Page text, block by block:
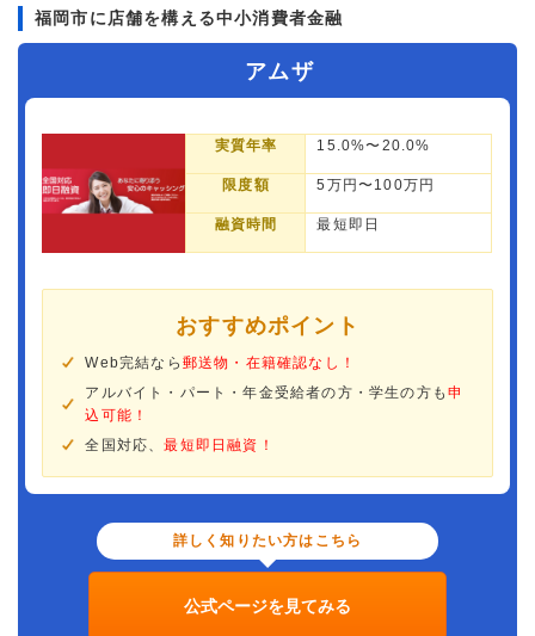
福岡市に店舗を構える中小消費者金融
アムザ
実質年率 15.0%〜20.0%
限度額 5万円〜100万円
融資時間 最短即日
おすすめポイント
Web完結なら 郵送物・在籍確認なし！
アルバイト・パート・年金受給者の方・学生の方も申
込可能！
全国対応、最短即日融資！
詳しく知りたい方はこちら
公式ページを見てみる